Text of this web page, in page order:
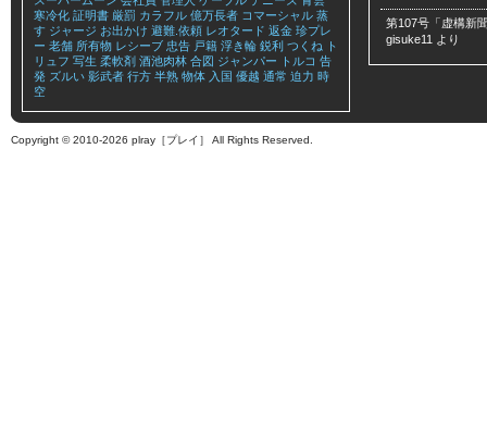
寒冷化 証明書 厳罰 カラフル 億万長者 コマーシャル 蒸
す ジャージ お出かけ 避難.依頼 レオタード 返金 珍プレ
ー 老舗 所有物 レシーブ 忠告 戸籍 浮き輪 鋭利 つくね
ト
リュフ 写生 柔軟剤 酒池肉林 合図 ジャンパー トルコ 告
発 ズルい 影武者 行方 半熟 物体 入国 優越 通常 迫力 時
空
第107号「虚構新
gisuke11 より
Copyright © 2010-2026 plray［プレイ］ All Rights Reserved.